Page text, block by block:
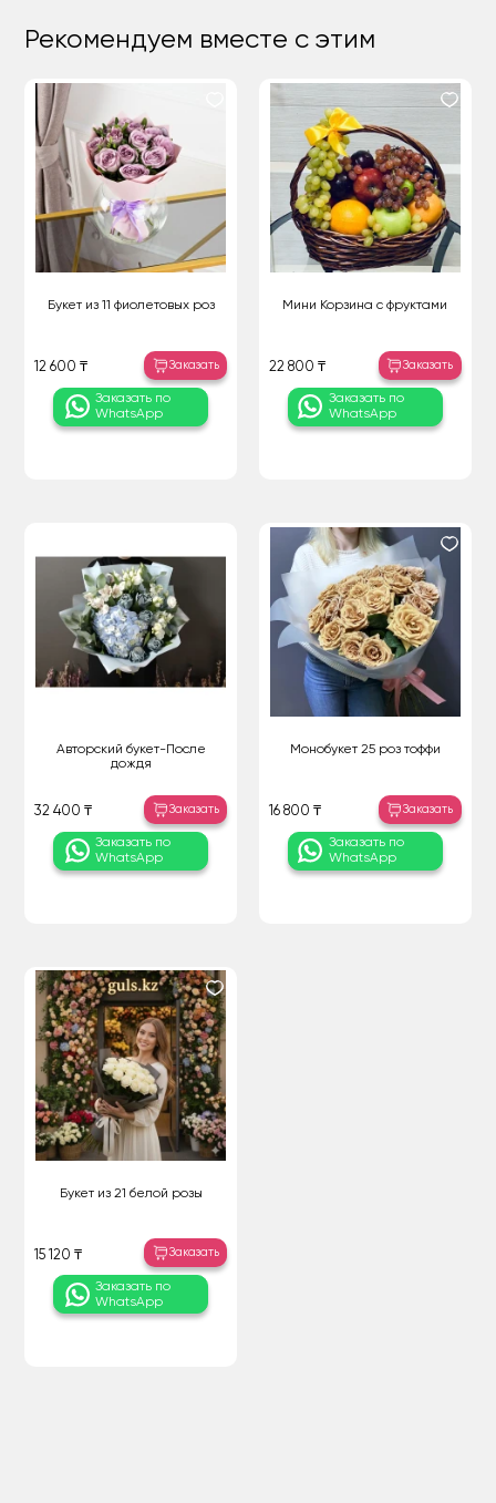
Рекомендуем вместе с этим
Букет из 11 фиолетовых роз
12 600 ₸ Заказать
Заказать по
WhatsApp
Мини Корзина с фруктами
22 800 ₸ Заказать
Заказать по
WhatsApp
Авторский букет-После
дождя
32 400 ₸ Заказать
Заказать по
WhatsApp
Монобукет 25 роз тоффи
16 800 ₸ Заказать
Заказать по
WhatsApp
Букет из 21 белой розы
15 120 ₸ Заказать
Заказать по
WhatsApp